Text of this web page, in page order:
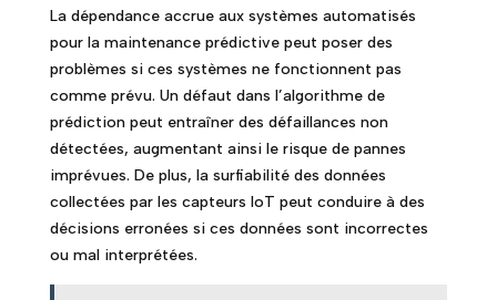
La dépendance accrue aux systèmes automatisés
pour la maintenance prédictive peut poser des
problèmes si ces systèmes ne fonctionnent pas
comme prévu. Un défaut dans l’algorithme de
prédiction peut entraîner des défaillances non
détectées, augmentant ainsi le risque de pannes
imprévues. De plus, la surfiabilité des données
collectées par les capteurs IoT peut conduire à des
décisions erronées si ces données sont incorrectes
ou mal interprétées.